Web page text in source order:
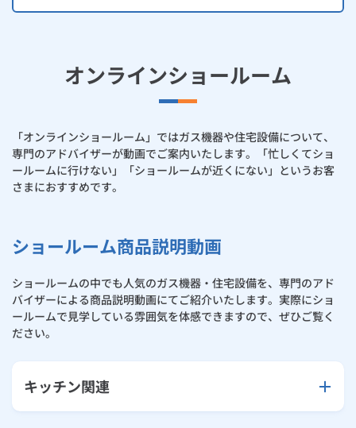
オンラインショールーム
「オンラインショールーム」ではガス機器や住宅設備について、
専門のアドバイザーが動画でご案内いたします。「忙しくてショ
ールームに行けない」「ショールームが近くにない」というお客
さまにおすすめです。
ショールーム商品説明動画
ショールームの中でも人気のガス機器・住宅設備を、専門のアド
バイザーによる商品説明動画にてご紹介いたします。実際にショ
ールームで見学している雰囲気を体感できますので、ぜひご覧く
ださい。
キッチン関連